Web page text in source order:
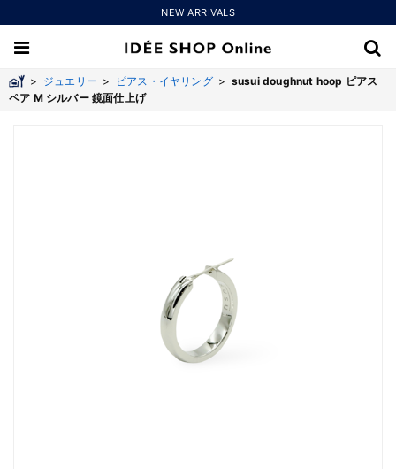
NEW ARRIVALS
> ジュエリー > ピアス・イヤリング> susui doughnut hoop ピアス
ペア M シルバー 鏡面仕上げ